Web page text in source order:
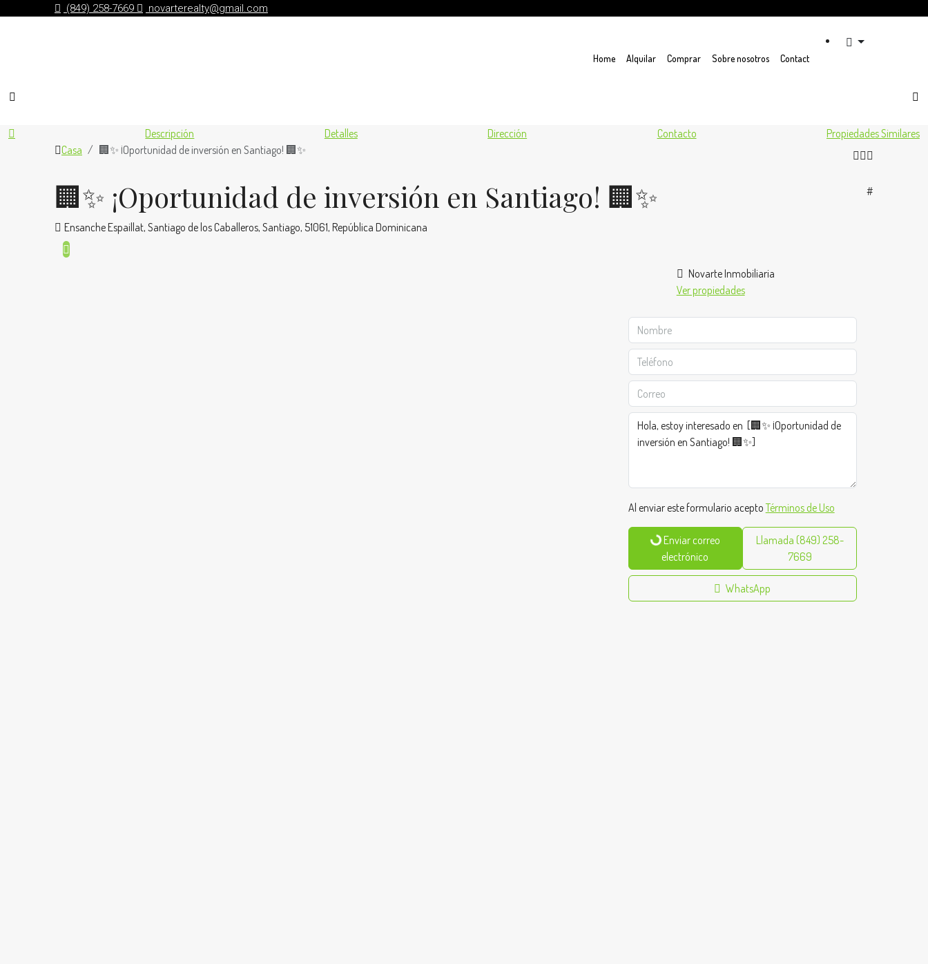
(849) 258-7669 novarterealty@gmail.com
Home Alquilar Comprar Sobre nosotros Contact
Descripción Detalles Dirección Contacto
Propiedades Similares
Casa
🏢✨ ¡Oportunidad de inversión en Santiago! 🏢✨
🏢✨ ¡Oportunidad de inversión en Santiago! 🏢✨
Ensanche Espaillat, Santiago de los Caballeros, Santiago, 51061, República Dominicana
#
Novarte Inmobiliaria
Ver propiedades
Al enviar este formulario aceptoTérminos de Uso
Enviar correo
electrónico
Llamada (849) 258-
7669
WhatsApp